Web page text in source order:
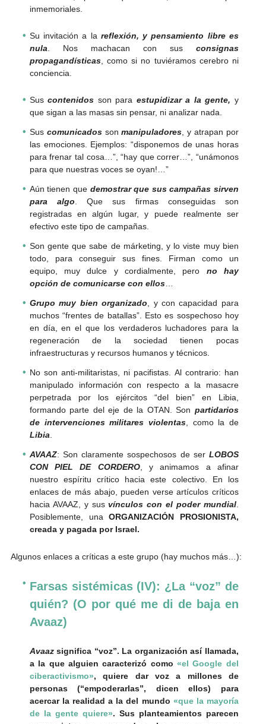
inmemoriales.
Su invitación a la reflexión, y pensamiento libre es
nula . Nos machacan con sus consignas
propagandísticas, como si no tuviéramos cerebro ni
conciencia.
Suscontenidos son para estupidizar a la gente, y
que sigan a las masas sin pensar, ni analizar nada.
Sus comunicadossonmanipuladores , y atrapan por
las emociones. Ejemplos: “disponemos de unas horas
para frenar tal cosa…”, “hay que correr…”, “unámonos
para que nuestras voces se oyan!…”
Aún tienen que demostrar que sus campañas sirven
para algo . Que sus firmas conseguidas son
registradas en algún lugar, y puede realmente ser
efectivo este tipo de campañas.
Son gente que sabe de márketing, y lo viste muy bien
todo, para conseguir sus fines. Firman como un
equipo, muy dulce y cordialmente, pero no hay
opción de comunicarse con ellos…
Grupo muy bien organizado , y con capacidad para
muchos “frentes de batallas”. Esto es sospechoso hoy
en día, en el que los verdaderos luchadores para la
regeneración de la sociedad tienen pocas
infraestructuras y recursos humanos y técnicos.
No son anti-militaristas, ni pacifistas. Al contrario: han
manipulado información con respecto a la masacre
perpetrada por los ejércitos “del bien” en Libia,
formando parte del eje de la OTAN. Son partidarios
de intervenciones militares violentas, como la de
Libia
AVAAZ: Son claramente sospechosos de ser LOBOS
CON PIEL DE CORDERO, y animamos a afinar
nuestro espíritu crítico hacia este colectivo. En los
enlaces de más abajo, pueden verse artículos críticos
hacia AVAAZ, y susvínculos con el poder mundial.
Posiblemente, unaORGANIZACIÓN PROSIONISTA,
creada y pagada por Israel.
Algunos enlaces a críticas a este grupo (hay muchos más…):
Farsas sistémicas (IV): ¿La “voz” de
quién? (O por qué me di de baja en
Avaaz)
Avaazsignifica “voz”. La organización así llamada,
a la que alguien caracterizó como«el Google del
ciberactivismo», quiere dar voz a millones de
personas (“empoderarlas”, dicen ellos) para
acercar la realidad a la del mundo «que la mayoría
de la gente quiere». Sus planteamientos parecen